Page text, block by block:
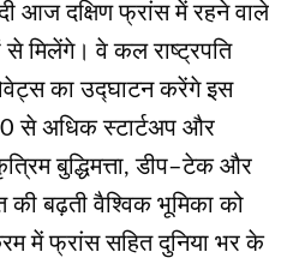
आज दक्षिण फ्रांस में रहने वाले
से मिलेंगे। वे कल राष्ट्रपति
का उद्घाटन करेंगे इस
से अधिक स्टार्टअप और
बुद्धिमत्ता, डीप–टेक और
की बढ़ती वैश्विक भूमिका को
में फ्रांस सहित दुनिया भर के